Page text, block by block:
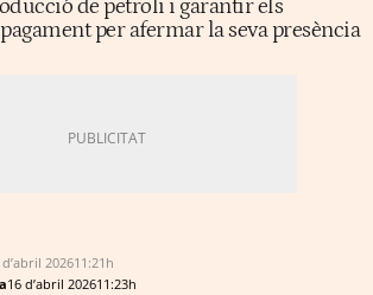
de petroli i garantir els
per afermar la seva presència
d’abril 202611:21h
16 d’abril 202611:23h